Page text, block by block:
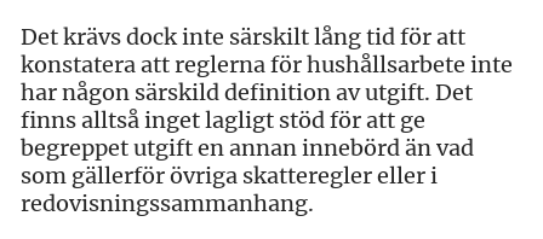
Det krävs dock inte särskilt lång tid för att
konstatera att reglerna för hushållsarbete inte
har någon särskild definition av utgift. Det
finns alltså inget lagligt stöd för att ge
begreppet utgift en annan innebörd än vad
som gällerför övriga skatteregler eller i
redovisningssammanhang.